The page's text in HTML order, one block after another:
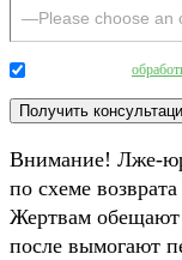
Внимание! Лже-
по схеме
Жертвам
после вымогают